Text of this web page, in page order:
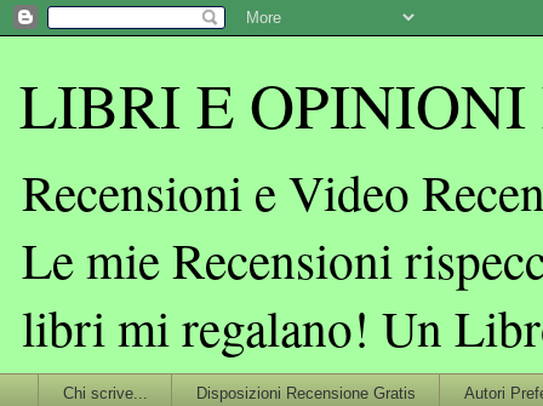
LIBRI E OPINIONI
Recensioni e Video
Le mie Recensioni
libri mi regalano! Un
Chi scrive... Disposizioni Recensione Gratis Autori